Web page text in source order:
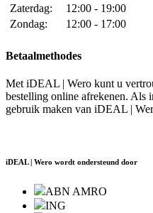
Zaterdag:
12:00 - 19:00
Zondag:
12:00 - 17:00
Betaalmethodes
Met iDEAL | Wero kunt u
bestelling online afrekenen. Als
gebruik maken van iDEAL |
iDEAL | Wero wordt ondersteund door
ABN AMRO
ING